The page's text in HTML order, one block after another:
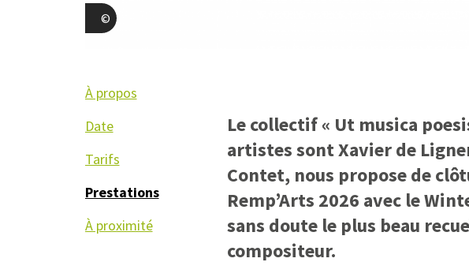
À propos
Date
Tarifs
Prestations
À proximité
Le collectif « Ut musica
artistes sont Xavier de
Contet, nous propose de
Remp’Arts 2026 avec le
sans doute le plus beau
compositeur.